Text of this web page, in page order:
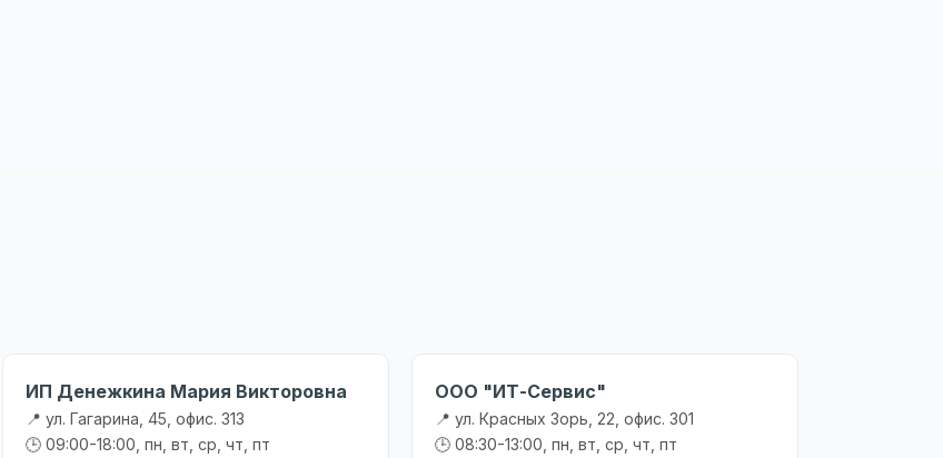
ИП Денежкина Мария Викторовна
📍 ул. Гагарина, 45, офис. 313
🕒 09:00-18:00, пн, вт, ср, чт, пт
ООО "ИТ-Сервис"
📍 ул. Красных Зорь, 22, офис. 301
🕒 08:30-13:00, пн, вт, ср, чт, пт